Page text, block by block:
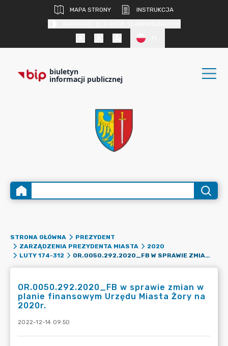
MAPA STRONY
INSTRUKCJA
biuletyn
informacji publicznej
STRONA GŁÓWNA
PREZYDENT
ZARZĄDZENIA PREZYDENTA MIASTA
2020
LUTY 174-312
OR.0050.292.2020_FB W SPRAWIE ZMIAN W PLANIE FINANSOWYM URZĘDU MIASTA ŻORY NA 2020R.
OR.0050.292.2020_FB w sprawie zmian w
planie finansowym Urzędu Miasta Żory na
2020r.
2022-12-14 09:50